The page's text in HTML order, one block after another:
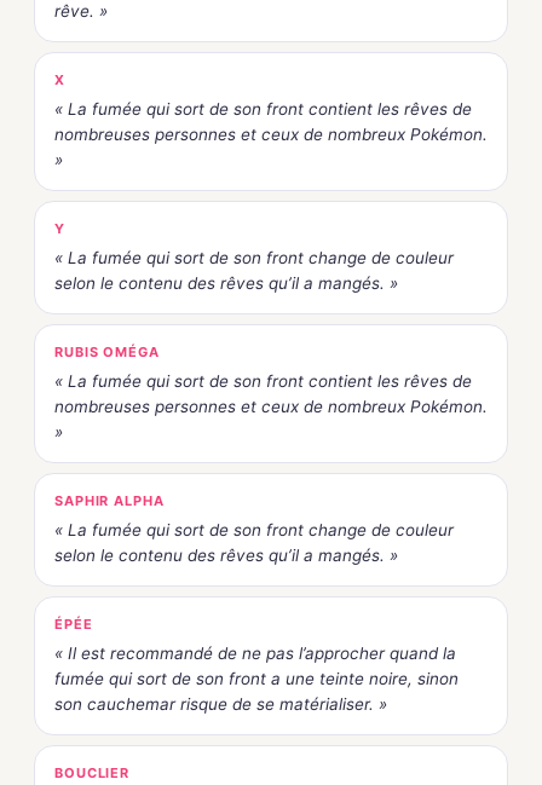
rêve. »
X
« La fumée qui sort de son front contient les rêves de
nombreuses personnes et ceux de nombreux Pokémon.
»
Y
« La fumée qui sort de son front change de couleur
selon le contenu des rêves qu’il a mangés. »
RUBIS OMÉGA
« La fumée qui sort de son front contient les rêves de
nombreuses personnes et ceux de nombreux Pokémon.
»
SAPHIR ALPHA
« La fumée qui sort de son front change de couleur
selon le contenu des rêves qu’il a mangés. »
ÉPÉE
« Il est recommandé de ne pas l’approcher quand la
fumée qui sort de son front a une teinte noire, sinon
son cauchemar risque de se matérialiser. »
BOUCLIER